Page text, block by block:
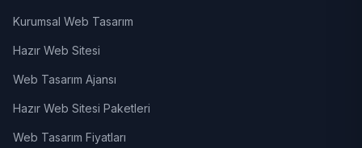
Kurumsal Web Tasarım
Hazır Web Sitesi
Web Tasarım Ajansı
Hazır Web Sitesi Paketleri
Web Tasarım Fiyatları